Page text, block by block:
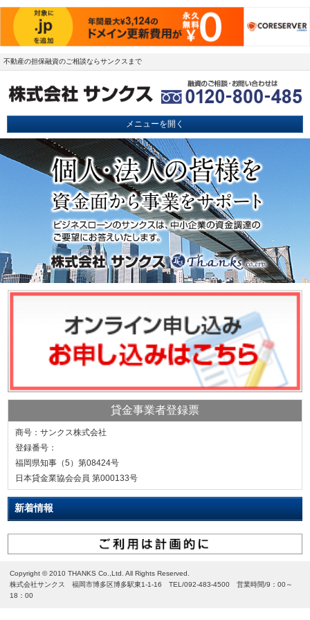
不動産の担保融資のご相談ならサンクスまで
メニューを開く
貸金事業者登録票
商号：サンクス株式会社
登録番号：
福岡県知事（5）第08424号
日本貸金業協会会員 第000133号
新着情報
Copyright © 2010 THANKS Co.,Ltd. All Rights Reserved.
株式会社サンクス 福岡市博多区博多駅東1-1-16 TEL/092-483-4500 営業時間/9：00～
18：00